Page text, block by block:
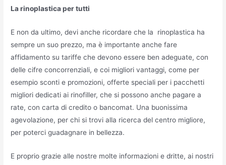
La rinoplastica per tutti
E non da ultimo, devi anche ricordare che la rinoplastica ha
sempre un suo prezzo, ma è importante anche fare
affidamento su tariffe che devono essere ben adeguate, con
delle cifre concorrenziali, e coi migliori vantaggi, come per
esempio sconti e promozioni, offerte speciali per i pacchetti
migliori dedicati ai rinofiller, che si possono anche pagare a
rate, con carta di credito o bancomat. Una buonissima
agevolazione, per chi si trovi alla ricerca del centro migliore,
per poterci guadagnare in bellezza.
E proprio grazie alle nostre molte informazioni e dritte, ai nostri